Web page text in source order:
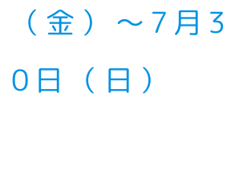
（金）～7月3
0日（日）